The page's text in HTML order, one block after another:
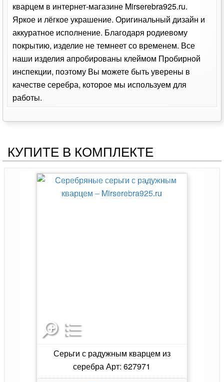
кварцем в интернет-магазине Mirserebra925.ru.
Яркое и лёгкое украшение. Оригинальный дизайн и
аккуратное исполнение. Благодаря родиевому
покрытию, изделие не темнеет со временем. Все
наши изделия апробированы клеймом Пробирной
инспекции, поэтому Вы можете быть уверены в
качестве серебра, которое мы используем для
работы.
КУПИТЕ В КОМПЛЕКТЕ
Серьги с радужным кварцем из
серебра Арт: 627971